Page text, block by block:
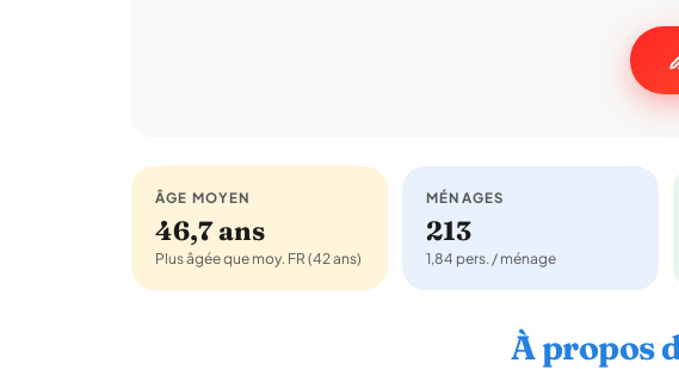
ÂGE MOYEN
46,7 ans
Plus âgée que moy. FR (42 ans)
MÉNAGES
213
1,84 pers. / ménage
À propos